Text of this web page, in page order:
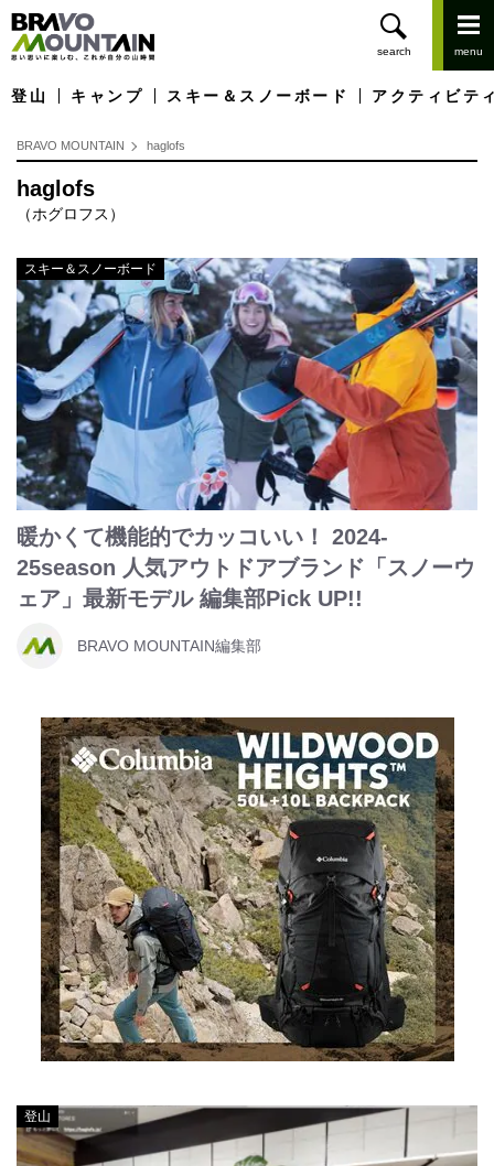
登山 キャンプ スキー＆スノーボード アクティビテ
BRAVO MOUNTAIN haglofs
haglofs
（ホグロフス）
スキー＆スノーボード
暖かくて機能的でカッコいい！ 2024-
25season 人気アウトドアブランド「スノーウ
ェア」最新モデル 編集部Pick UP!!
BRAVO MOUNTAIN編集部
登山